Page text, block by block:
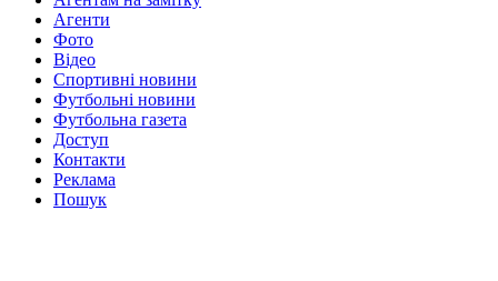
Агенти
Фото
Відео
Спортивні новини
Футбольні новини
Футбольна газета
Доступ
Контакти
Реклама
Пошук